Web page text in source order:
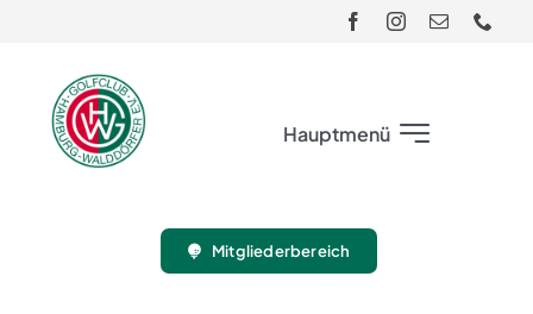
content
Hauptmenü
Mitgliederbereich